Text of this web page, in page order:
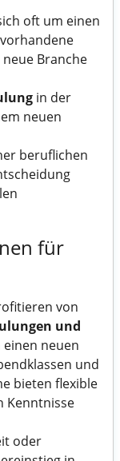
oft um einen
Branche
in der
neuen
beruflichen
für
von
und
einen neuen
und
bieten flexible
Kenntnisse
oder